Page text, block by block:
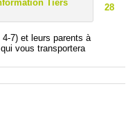
7) et leurs parents à
vous transportera
28